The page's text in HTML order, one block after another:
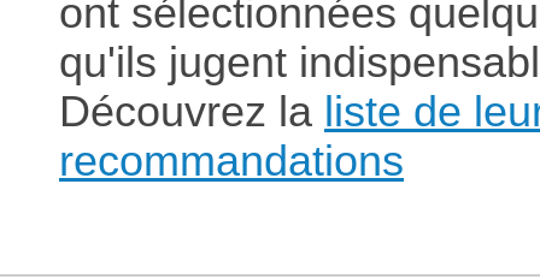
ont sélectionnées
qu'ils jugent
Découvrez la liste de
recommandations